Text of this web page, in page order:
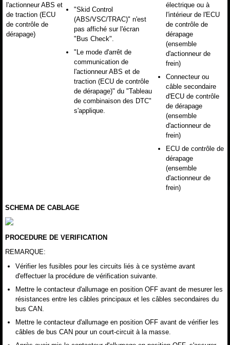
l'actionneur ABS et
de traction (ECU
de contrôle de
dérapage)
"Skid Control
(ABS/VSC/TRAC)" n'est
pas affiché sur l'écran
"Bus Check".
"Le mode d'arrêt de
communication de
l'actionneur ABS et de
traction (ECU de contrôle
de dérapage)" du "Tableau
de combinaison des DTC"
s'applique.
électrique ou à
l'intérieur de l'ECU
de contrôle de
dérapage
(ensemble
d'actionneur de
frein)
Connecteur ou
câble secondaire
d'ECU de contrôle
de dérapage
(ensemble
d'actionneur de
frein)
ECU de contrôle de
dérapage
(ensemble
d'actionneur de
frein)
SCHEMA DE CABLAGE
PROCEDURE DE VERIFICATION
REMARQUE:
Vérifier les fusibles pour les circuits liés à ce système avant
d'effectuer la procédure de vérification suivante.
Mettre le contacteur d'allumage en position OFF avant de mesurer les
résistances entre les câbles principaux et les câbles secondaires du
bus CAN.
Mettre le contacteur d'allumage en position OFF avant de vérifier les
câbles de bus CAN pour un court-circuit à la masse.